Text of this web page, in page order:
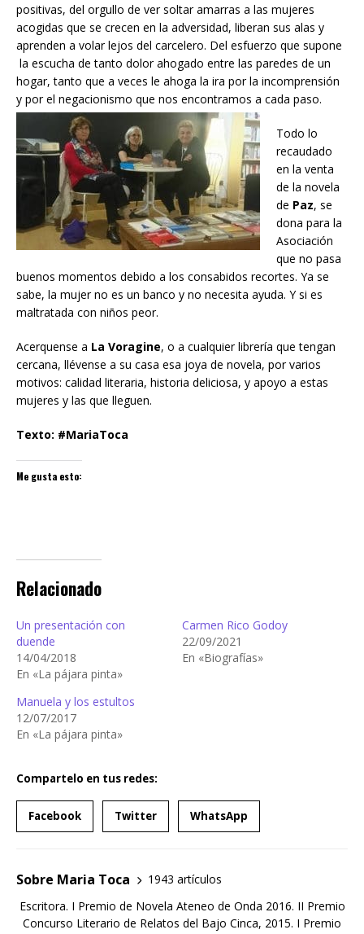
positivas, del orgullo de ver soltar amarras a las mujeres
acogidas que se crecen en la adversidad, liberan sus alas y
aprenden a volar lejos del carcelero. Del esfuerzo que supone
la escucha de tanto dolor ahogado entre las paredes de un
hogar, tanto que a veces le ahoga la ira por la incomprensión
y por el negacionismo que nos encontramos a cada paso.
Todo lo
recaudado
en la venta
de la novela
de Paz, se
dona para la
Asociación
que no pasa
buenos momentos debido a los consabidos recortes. Ya se
sabe, la mujer no es un banco y no necesita ayuda. Y si es
maltratada con niños peor.
Acerquense a La Voragine, o a cualquier librería que tengan
cercana, llévense a su casa esa joya de novela, por varios
motivos: calidad literaria, historia deliciosa, y apoyo a estas
mujeres y las que lleguen.
Texto: #MariaToca
Me gusta esto:
Relacionado
Un presentación con
duende
14/04/2018
En «La pájara pinta»
Carmen Rico Godoy
22/09/2021
En «Biografías»
Manuela y los estultos
12/07/2017
En «La pájara pinta»
Compartelo en tus redes:
Facebook Twitter WhatsApp
Sobre Maria Toca
1943 artículos
Escritora. I Premio de Novela Ateneo de Onda 2016. II Premio
Concurso Literario de Relatos del Bajo Cinca, 2015. I Premio